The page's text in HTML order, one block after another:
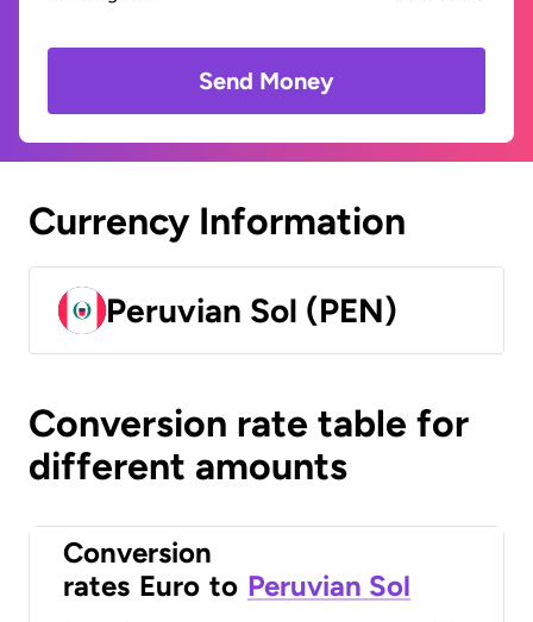
Send Money
Currency Information
Peruvian Sol (PEN)
Conversion rate table for
different amounts
Conversion
rates Euro to Peruvian Sol